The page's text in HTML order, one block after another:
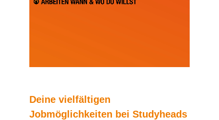
Deine vielfältigen
Jobmöglichkeiten bei Studyheads